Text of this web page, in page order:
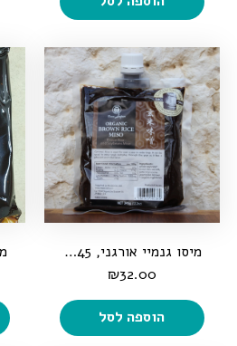
מיסו גנמיי אורגני, 345 גרם
₪32.00
הוספה לסל